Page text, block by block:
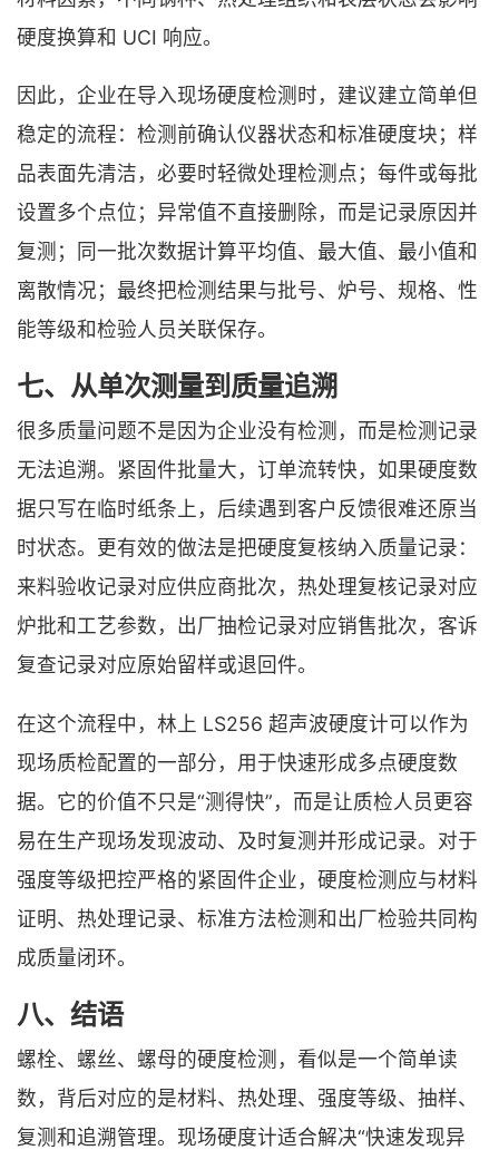
硬度换算和 UCI 响应。
因此，企业在导入现场硬度检测时，建议建立简单但
稳定的流程：检测前确认仪器状态和标准硬度块；样
品表面先清洁，必要时轻微处理检测点；每件或每批
设置多个点位；异常值不直接删除，而是记录原因并
复测；同一批次数据计算平均值、最大值、最小值和
离散情况；最终把检测结果与批号、炉号、规格、性
能等级和检验人员关联保存。
七、从单次测量到质量追溯
很多质量问题不是因为企业没有检测，而是检测记录
无法追溯。紧固件批量大，订单流转快，如果硬度数
据只写在临时纸条上，后续遇到客户反馈很难还原当
时状态。更有效的做法是把硬度复核纳入质量记录：
来料验收记录对应供应商批次，热处理复核记录对应
炉批和工艺参数，出厂抽检记录对应销售批次，客诉
复查记录对应原始留样或退回件。
在这个流程中，林上 LS256 超声波硬度计可以作为
现场质检配置的一部分，用于快速形成多点硬度数
据。它的价值不只是“测得快”，而是让质检人员更容
易在生产现场发现波动、及时复测并形成记录。对于
强度等级把控严格的紧固件企业，硬度检测应与材料
证明、热处理记录、标准方法检测和出厂检验共同构
成质量闭环。
八、结语
螺栓、螺丝、螺母的硬度检测，看似是一个简单读
数，背后对应的是材料、热处理、强度等级、抽样、
复测和追溯管理。现场硬度计适合解决“快速发现异